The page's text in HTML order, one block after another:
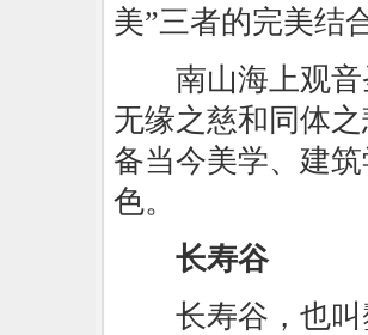
美”三者的完美结
南山海上观音
无缘之慈和同体
备当今美学、建
色。
长寿谷
长寿谷，也叫